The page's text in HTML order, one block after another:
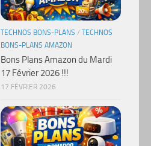
TECHNOS BONS-PLANS / TECHNOS
BONS-PLANS AMAZON
Bons Plans Amazon du Mardi
17 Février 2026 !!!
17 FÉVRIER 2026